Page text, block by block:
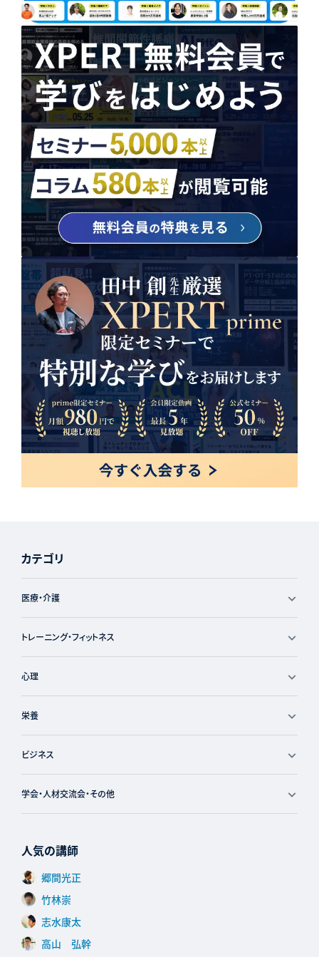
カテゴリ
医療・介護
トレーニング・フィットネス
心理
栄養
ビジネス
学会・人材交流会・その他
人気の講師
郷間光正
竹林崇
志水康太
高山 弘幹